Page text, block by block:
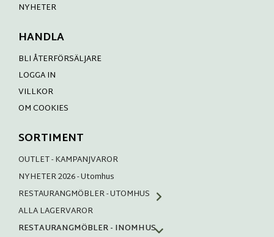
NYHETER
HANDLA
BLI ÅTERFÖRSÄLJARE
LOGGA IN
VILLKOR
OM COOKIES
SORTIMENT
OUTLET - KAMPANJVAROR
NYHETER 2026 - Utomhus
RESTAURANGMÖBLER - UTOMHUS
ALLA LAGERVAROR
RESTAURANGMÖBLER - INOMHUS